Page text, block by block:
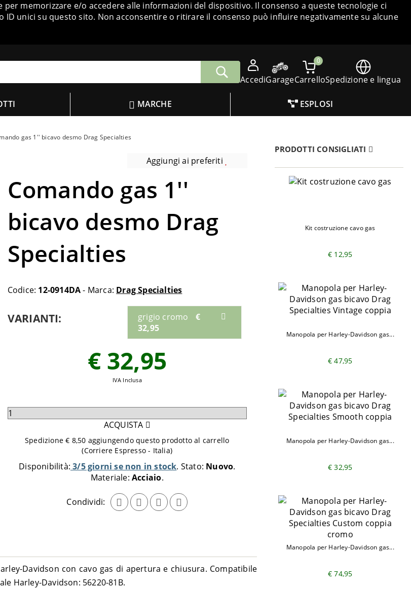
memorizzare e/o accedere alle informazioni del dispositivo. Il consenso a queste tecnologie ci
unici su questo sito. Non acconsentire o ritirare il consenso può influire negativamente su alcune
AccediGarage
0
CarrelloSpedizione e lingua
MARCHE ESPLOSI
gas 1'' bicavo desmo Drag Specialties
Aggiungi ai preferiti
Comando gas 1''
bicavo desmo Drag
Specialties
Codice: 12-0914DA- Marca: Drag Specialties
VARIANTI: grigio cromo
€
32,95
Disponibilità: 3/5 giorni se non in stock Stato: Nuovo
Materiale:Acciaio
Condividi:
€ 32,95
IVA Inclusa
Seleziona
aggiungere
carrello
ACQUISTA
Spedizione € 8,50 aggiungendo questo prodotto al carrello
(Corriere Espresso - Italia)
Davidson con cavo gas di apertura e chiusura. Compatibile
Harley-Davidson: 56220-81B.
PRODOTTI CONSIGLIATI
Kit costruzione cavo gas
€ 12,95
Manopola per Harley-Davidson gas...
€ 47,95
Manopola per Harley-Davidson gas...
€ 32,95
Manopola per Harley-Davidson gas...
€ 74,95